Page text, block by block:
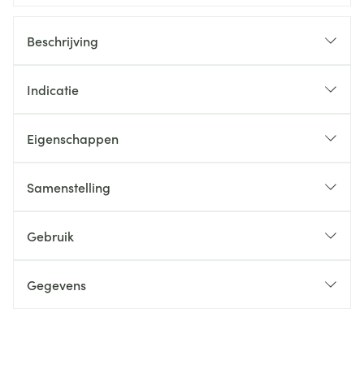
Beschrijving
Indicatie
Eigenschappen
Samenstelling
Gebruik
Gegevens